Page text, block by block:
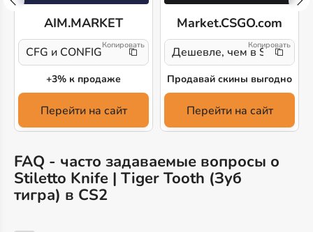
AIM.MARKET
CFG и CONFIG
+3% к продаже
Перейти на сайт
Market.CSGO.com
Дешевле, чем в Steam!
Продавай скины выгодно
Перейти на сайт
FAQ - часто задаваемые вопросы о
Stiletto Knife | Tiger Tooth (Зуб
тигра) в CS2